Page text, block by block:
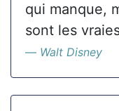
qui manque,
sont les
Walt Disney